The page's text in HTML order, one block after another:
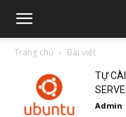
Trang chủ Bài viết
TỰ
Admin